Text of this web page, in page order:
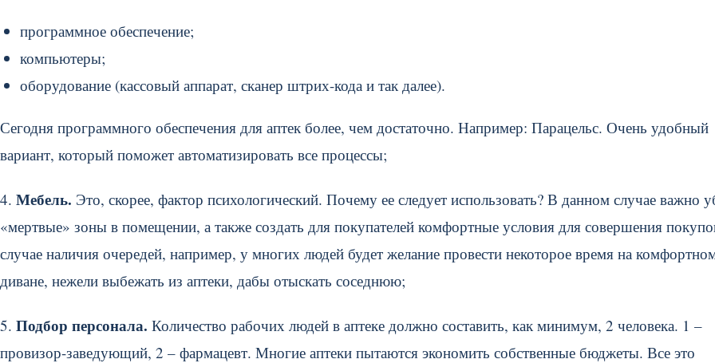
программное обеспечение;
компьютеры;
оборудование (кассовый аппарат, сканер штрих-кода и так далее).
Сегодня программного обеспечения для аптек более, чем достаточно. Например: Парацельс. Очень удобный
вариант, который поможет автоматизировать все процессы;
4. Мебель. Это, скорее, фактор психологический. Почему ее следует использовать? В данном случае важно
«мертвые» зоны в помещении, а также создать для покупателей комфортные условия для совершения
случае наличия очередей, например, у многих людей будет желание провести некоторое время на
диване, нежели выбежать из аптеки, дабы отыскать соседнюю;
5. Подбор персонала. Количество рабочих людей в аптеке должно составить, как минимум, 2 человека. 1 –
провизор-заведующий, 2 – фармацевт. Многие аптеки пытаются экономить собственные бюджеты. Все это